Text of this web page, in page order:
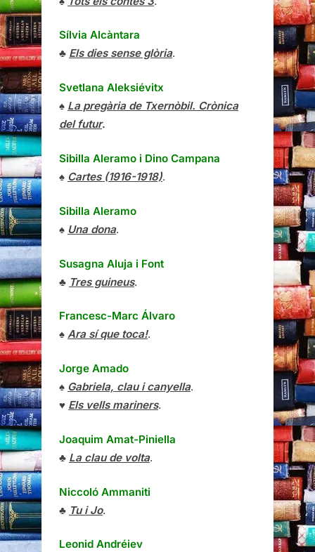
Sílvia Alcàntara
♣ Els dies sense glòria.
Svetlana Aleksiévitx
♠ La pregària de Txernòbil. Crònica
del futur.
Sibilla Aleramo i Dino Campana
♠ Cartes (1916-1918).
Sibilla Aleramo
♠ Una dona.
Susagna Aluja i Font
♣ Tres guineus.
Francesc-Marc Álvaro
♠ Ara sí que toca!.
Jorge Amado
♠ Gabriela, clau i canyella.
♥ Els vells mariners.
Joaquim Amat-Piniella
♣ La clau de volta.
Niccoló Ammaniti
♣ Tu i Jo.
Leonid Andréiev